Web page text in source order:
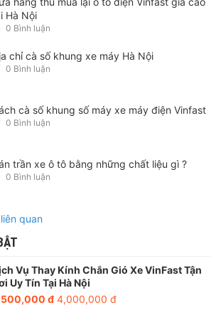
tham khảo một số dịch vụ khác:
: 500k/ 2 biển
500k/ biển
200k
xe máy: 100k
có cờ+100k
Hà Nội
0 Bình luận
chỉ cà số khung xe máy Hà Nội
0 Bình luận
cà số khung số máy xe máy điện Vinfast
0 Bình luận
trần xe ô tô bằng những chất liệu gì ?
0 Bình luận
quan
Vụ Thay Kính Chắn Gió Xe VinFast Tận
Uy Tín Tại Hà Nội
đ 4,000,000 đ